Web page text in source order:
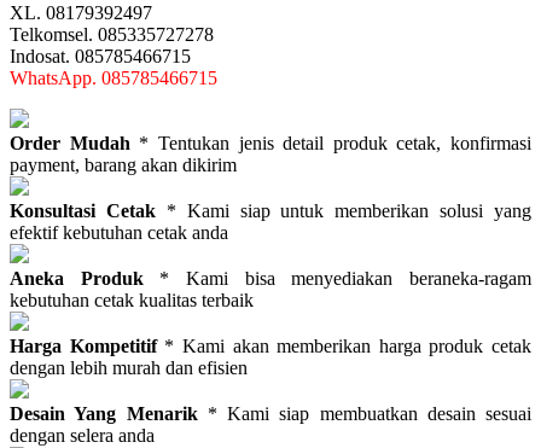
XL. 08179392497
Telkomsel. 085335727278
Indosat. 085785466715
WhatsApp. 085785466715
Order Mudah * Tentukan jenis detail produk cetak, konfirmasi
payment, barang akan dikirim
Konsultasi Cetak* Kami siap untuk memberikan solusi yang
efektif kebutuhan cetak anda
Aneka Produk * Kami bisa menyediakan beraneka-ragam
kebutuhan cetak kualitas terbaik
Harga Kompetitif* Kami akan memberikan harga produk cetak
dengan lebih murah dan efisien
Desain Yang Menarik* Kami siap membuatkan desain sesuai
dengan selera anda